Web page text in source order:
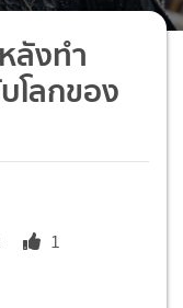
ลังทำ
โลกของ
1